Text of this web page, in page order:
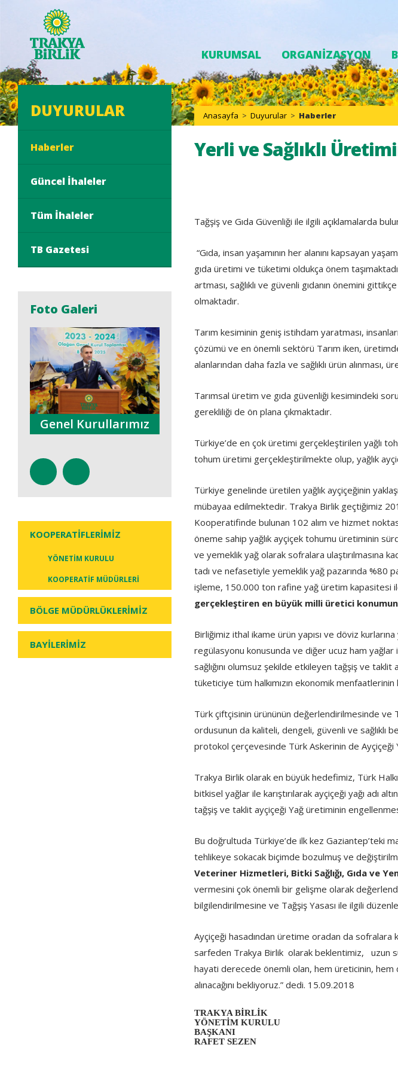
KURUMSAL ORGANİZASYON
DUYURULAR
Haberler
Güncel İhaleler
Tüm İhaleler
TB Gazetesi
Foto Galeri
İlan ve
Reklamlarımız Toplantılar
KOOPERATİFLERİMİZ
YÖNETİM KURULU
KOOPERATİF MÜDÜRLERİ
BÖLGE MÜDÜRLÜKLERİMİZ
BAYİLERİMİZ
Anasayfa > Duyurular > Haberler
Yerli ve Sağlıklı
Tağşiş ve Gıda Güvenliği ile ilgili açıklamalarda
“Gıda, insan yaşamının her alanını kapsayan
gıda üretimi ve tüketimi oldukça önem
artması, sağlıklı ve güvenli gıdanın önemini
olmaktadır.
Tarım kesiminin geniş istihdam yaratması,
çözümü ve en önemli sektörü Tarım iken,
alanlarından daha fazla ve sağlıklı ürün alınması,
Tarımsal üretim ve gıda güvenliği kesimindeki
gerekliliği de ön plana çıkmaktadır.
Türkiye’de en çok üretimi gerçekleştirilen yağlı
tohum üretimi gerçekleştirilmekte olup, yağlık
Türkiye genelinde üretilen yağlık ayçiçeğinin
mübayaa edilmektedir. Trakya Birlik geçtiğimiz
Kooperatifinde bulunan 102 alım ve hizmet
öneme sahip yağlık ayçiçek tohumu üretiminin
ve yemeklik yağ olarak sofralara ulaştırılmasına
tadı ve nefasetiyle yemeklik yağ pazarında %80
işleme, 150.000 ton rafine yağ üretim kapasitesi
gerçekleştiren en büyük milli üretici
Birliğimiz ithal ikame ürün yapısı ve döviz
regülasyonu konusunda ve diğer ucuz ham yağlar
sağlığını olumsuz şekilde etkileyen tağşiş ve
tüketiciye tüm halkımızın ekonomik
Türk çiftçisinin ürününün değerlendirilmesinde ve
ordusunun da kaliteli, dengeli, güvenli ve sağlıklı
protokol çerçevesinde Türk Askerinin de Ayçiçeği
Trakya Birlik olarak en büyük hedefimiz, Türk
bitkisel yağlar ile karıştırılarak ayçiçeği yağı adı
tağşiş ve taklit ayçiçeği Yağ üretiminin
Bu doğrultuda Türkiye’de ilk kez Gaziantep’teki
tehlikeye sokacak biçimde bozulmuş ve
Veteriner Hizmetleri, Bitki Sağlığı, Gıda ve
vermesini çok önemli bir gelişme olarak
bilgilendirilmesine ve Tağşiş Yasası ile ilgili
Ayçiçeği hasadından üretime oradan da sofralara
sarfeden Trakya Birlik olarak beklentimiz, uzun
hayati derecede önemli olan, hem üreticinin, hem
alınacağını bekliyoruz.” dedi. 15.09.2018
TRAKYA BİRLİK
YÖNETİM KURULU
BAŞKANI
RAFET SEZEN